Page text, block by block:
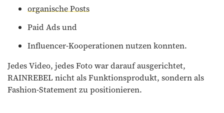
organische Posts
Paid Ads und
Influencer-Kooperationen nutzen konnten.
Jedes Video, jedes Foto war darauf ausgerichtet,
RAINREBEL nicht als Funktionsprodukt, sondern als
Fashion-Statement zu positionieren.